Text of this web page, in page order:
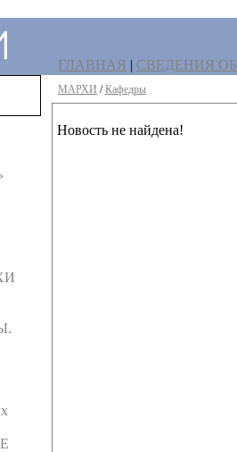
ГЛАВНАЯ | СВЕДЕНИЯ
МАРХИ /Кафедры
Новость не найдена!